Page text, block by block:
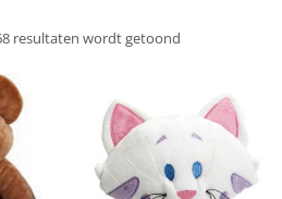
resultaten wordt getoond